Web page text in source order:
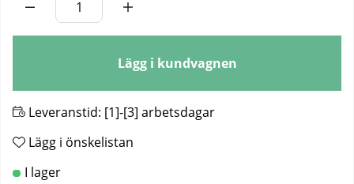
Lägg i kundvagnen
Leveranstid: [1]-[3] arbetsdagar
Lägg i önskelistan